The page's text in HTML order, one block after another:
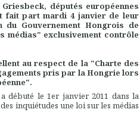
députés européennes
fait part mardi 4 janvier de leur
Gouvernement Hongrois de
médias" exclusivement contrôle
au respect de la "Charte des
pris par la Hongrie lors
débuté le 1er janvier 2011 dans la
inquiétudes une loi sur les médias